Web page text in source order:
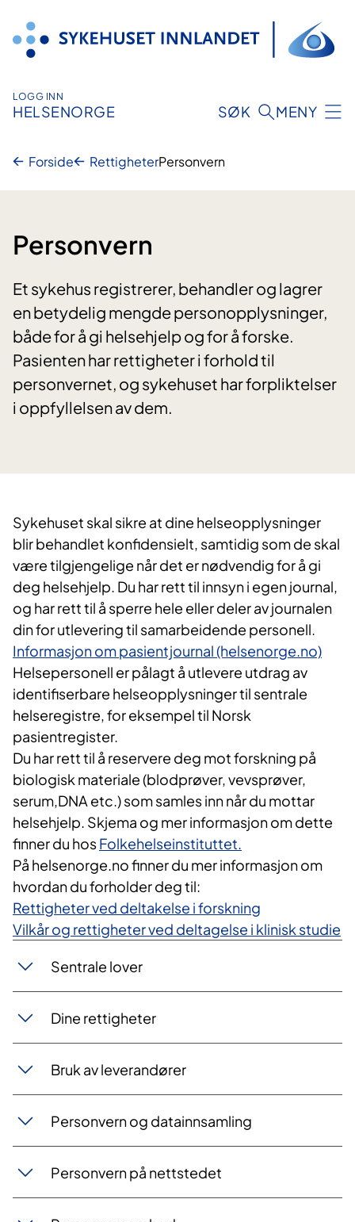
innhold
LOGG INN
HELSENORGE SØK MENY
Forside RettigheterPersonvern
Personvern
Et sykehus registrerer, behandler og lagrer
en betydelig mengde personopplysninger,
både for å gi helsehjelp og for å forske.
Pasienten har rettigheter i forhold til
personvernet, og sykehuset har forpliktelser
i oppfyllelsen av dem.
​Sykehuset skal sikre at dine helseopplysninger
blir behandlet konfidensielt, samtidig som de skal
være tilgjengelige når det er nødvendig for å gi
deg helsehjelp. Du har rett til innsyn i egen journal,
og har rett til å sperre hele eller deler av journalen
din for utlevering til samarbeidende personell.
Informasjon om pasientjournal (helsenorge.no)
Helsepersonell er pålagt å utlevere utdrag av
identifiserbare helseopplysninger til sentrale
helseregistre, for eksempel til Norsk
pasientregister.
Du har rett til å reservere deg mot forskning på
biologisk materiale (blodprøver, vevsprøver,
serum,DNA etc.) som samles inn når du mottar
helsehjelp. Skjema og mer informasjon om dette
finner du hosFolkehelseinstituttet.
På helsenorge.no finner du mer informasjon om
hvordan du forholder deg til:
Rettigheter ved deltakelse i forskning
Vilkår og rettigheter ved deltagelse i klinisk studie
Sentrale lover
Dine rettigheter
Bruk av leverandører
Personvern og datainnsamling
Personvern på nettstedet